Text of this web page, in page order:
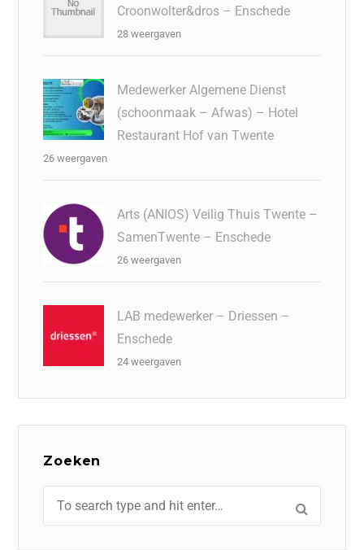
Croonwolter&dros – Enschede
28 weergaven
Medewerker Algemene Dienst
(schoonmaak – Afwas) – Hotel
Restaurant Hof van Twente
26 weergaven
Arts (ANIOS) Veilig Thuis Twente –
SamenTwente – Enschede
26 weergaven
LAB medewerker – Driessen –
Enschede
24 weergaven
Zoeken